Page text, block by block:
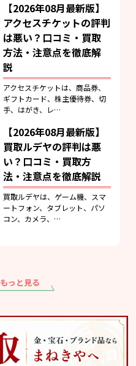
【2026年08月最新版】
アクセスチケットの評判
は悪い？口コミ・買取
方法・注意点を徹底解
説
アクセスチケットは、商品券、
ギフトカード、株主優待券、切
手、はがき、レ…
【2026年08月最新版】
買取ルデヤの評判は悪
い？口コミ・買取方
法・注意点を徹底解説
買取ルデヤは、ゲーム機、スマ
ートフォン、タブレット、パソ
コン、カメラ、…
もっと見る